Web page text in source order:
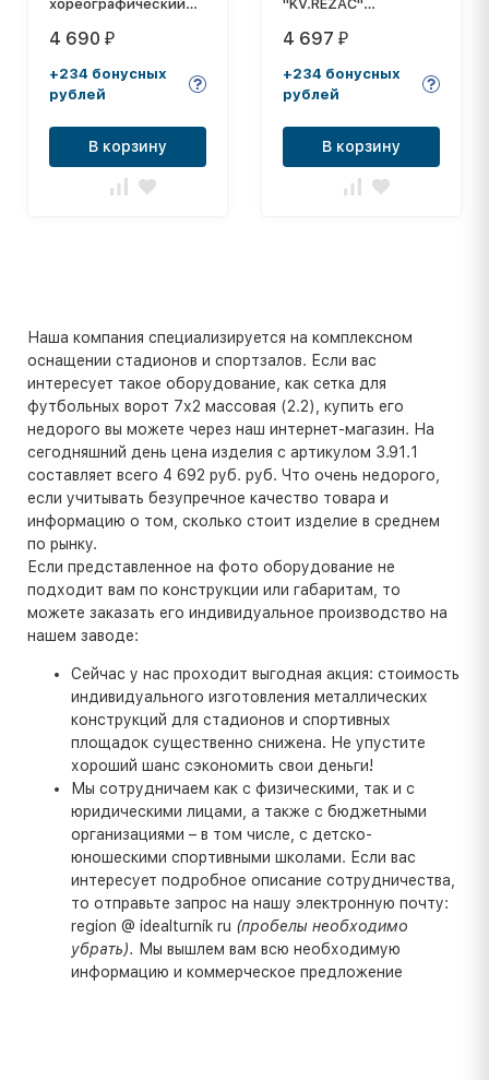
хореографический
однорядный 1,5 м
Premium
(перекладина D-40
4 690 ₽
+234 бонусных
рублей
В корзину
"KV.REZAC"
b:2.0 c:0.8 d:1.2м,
нить 2мм ПП бел.
4 697 ₽
+234 бонусных
рублей
В корзину
Наша компания специализируется на комплексном
оснащении стадионов и спортзалов. Если вас
интересует такое оборудование, как сетка для
футбольных ворот 7х2 массовая (2.2), купить его
недорого вы можете через наш интернет-магазин. На
сегодняшний день цена изделия с артикулом 3.91.1
составляет всего 4 692 руб. руб. Что очень недорого,
если учитывать безупречное качество товара и
информацию о том, сколько стоит изделие в среднем
по рынку.
Если представленное на фото оборудование не
подходит вам по конструкции или габаритам, то
можете заказать его индивидуальное производство на
нашем заводе:
Сейчас у нас проходит выгодная акция: стоимость
индивидуального изготовления металлических
конструкций для стадионов и спортивных
площадок существенно снижена. Не упустите
хороший шанс сэкономить свои деньги!
Мы сотрудничаем как с физическими, так и с
юридическими лицами, а также с бюджетными
организациями – в том числе, с детско-
юношескими спортивными школами. Если вас
интересует подробное описание сотрудничества,
то отправьте запрос на нашу электронную почту:
region @ idealturnik ru (пробелы необходимо
убрать). Мы вышлем вам всю необходимую
информацию и коммерческое предложение